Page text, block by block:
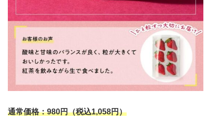
通常価格：980円（税込1,058円）